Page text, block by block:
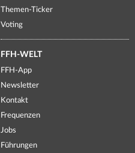
Themen-Ticker
Voting
FFH-WELT
FFH-App
Newsletter
Kontakt
Frequenzen
Jobs
Führungen